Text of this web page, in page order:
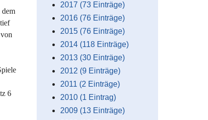
6
2017 (73 Einträge)
2016 (76 Einträge)
2015 (76 Einträge)
2014 (118 Einträge)
2013 (30 Einträge)
2012 (9 Einträge)
2011 (2 Einträge)
2010 (1 Eintrag)
2009 (13 Einträge)